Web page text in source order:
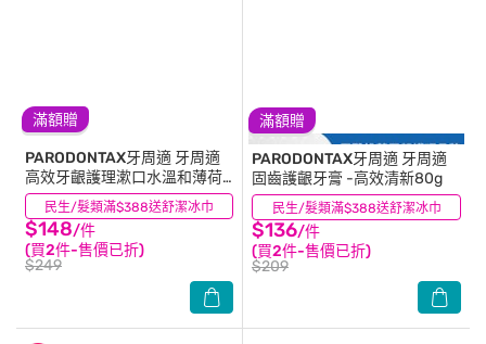
滿額贈
民生/髮類滿$388送舒潔冰巾
PARODONTAX牙周適 牙周適
高效牙齦護理漱口水溫和薄荷
500ml
$148/件
(買2件-售價已折)
$249
(37)
滿額贈
民生/髮類滿$388送舒潔冰巾
PARODONTAX牙周適 牙周適
固齒護齦牙膏 -高效清新80g
$136/件
(買2件-售價已折)
$209
(104)